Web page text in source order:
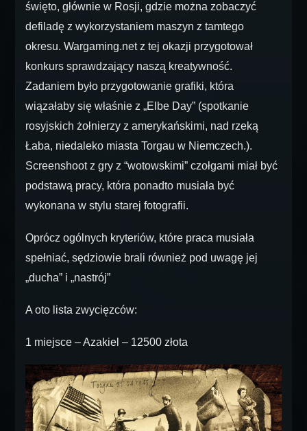
święto, głównie w Rosji, gdzie można zobaczyć
defiladę z wykorzystaniem maszyn z tamtego
okresu. Wargaming.net z tej okazji przygotował
konkurs sprawdzający naszą kreatywność.
Zadaniem było przygotowanie grafiki, która
wiązałaby się właśnie z „Elbe Day” (spotkanie
rosyjskich żołnierzy z amerykańskimi, nad rzeką
Łaba, niedaleko miasta Torgau w Niemczech.).
Screenshoot z gry z “wotowskimi” czołgami miał być
podstawą pracy, która ponadto musiała być
wykonana w stylu starej fotografii.
Oprócz ogólnych kryteriów, które praca musiała
spełniać, sędziowie brali również pod uwagę jej
„ducha” i „nastrój”
A oto lista zwycięzców:
1 miejsce – Azakiel – 12500 złota